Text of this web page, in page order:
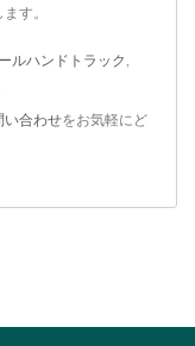
す。
ルハンドトラック
い合わせをお気軽にど